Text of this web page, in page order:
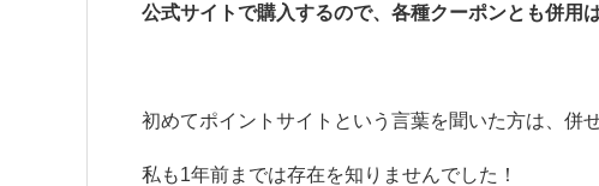
公式サイトで購入するので、各種クーポンとも併用
初めてポイントサイトという言葉を聞いた方は、併
私も1年前までは存在を知りませんでした！